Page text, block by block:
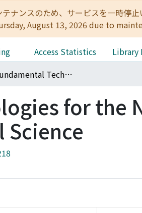
テナンスのため、サービスを一時
August 13, 2026 due to
Access Statistics
Library
1848 Fundamental Technologies for the Next-Generation Computational Science
for the